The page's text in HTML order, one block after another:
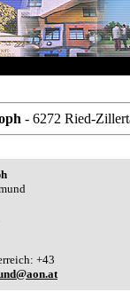
- 6272 Ried-
+43